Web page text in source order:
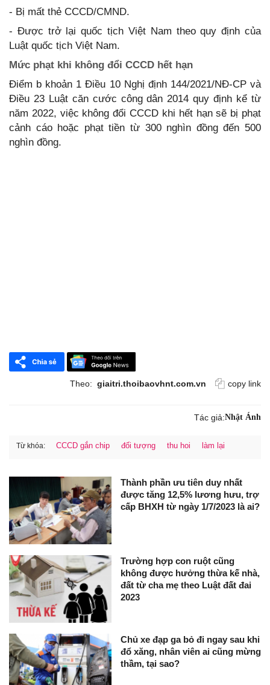
- Bị mất thẻ CCCD/CMND.
- Được trở lại quốc tịch Việt Nam theo quy định của
Luật quốc tịch Việt Nam.
Mức phạt khi không đổi CCCD hết hạn
Điểm b khoản 1 Điều 10 Nghị định 144/2021/NĐ-CP và
Điều 23 Luật căn cước công dân 2014 quy định kể từ
năm 2022, việc không đổi CCCD khi hết hạn sẽ bị phạt
cảnh cáo hoặc phạt tiền từ 300 nghìn đồng đến 500
nghìn đồng.
Theo: giaitri.thoibaovhnt.com.vn copy link
Tác giả:Nhật Ánh
Từ khóa: CCCD gắn chip đối tượng thu hoi làm lại
Thành phần ưu tiên duy nhất
được tăng 12,5% lương hưu, trợ
cấp BHXH từ ngày 1/7/2023 là ai?
Trường hợp con ruột cũng
không được hưởng thừa kế nhà,
đất từ cha mẹ theo Luật đất đai
2023
Chủ xe đạp ga bỏ đi ngay sau khi
đổ xăng, nhân viên ai cũng mừng
thầm, tại sao?